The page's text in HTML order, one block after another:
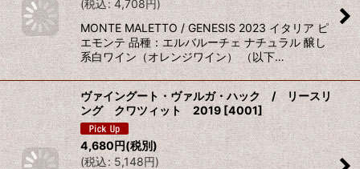
(税込: 4,708円)
MONTE MALETTO / GENESIS 2023 イタリア ピ
エモンテ 品種：エルバルーチェ ナチュラル 醸し
系白ワイン（オレンジワイン） （以下…
ヴァイングート・ヴァルガ・ハック / リースリ
ング クワツィット 2019[4001]
4,680円(税別)
(税込: 5,148円)